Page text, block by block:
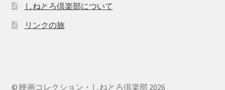
しねとろ倶楽部について
リンクの旅
© 映画コレクション・しねとろ倶楽部 2026